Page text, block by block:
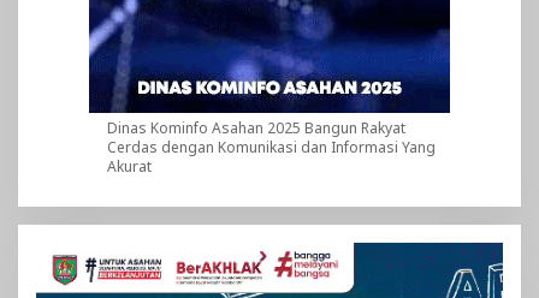
Dinas Kominfo Asahan 2025 Bangun Rakyat
Cerdas dengan Komunikasi dan Informasi Yang
Akurat
Pemutar
Video